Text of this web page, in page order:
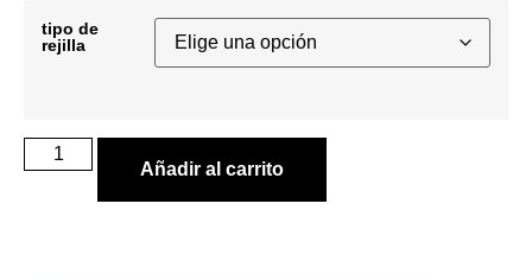
tipo de
rejilla
Añadir al carrito